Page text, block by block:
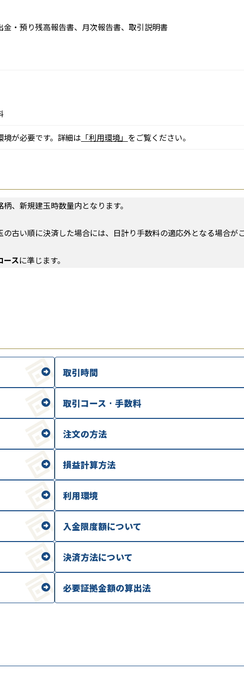
・預り残高報告書、月次報告書、取引説明書
が必要です。詳細は 「利用環境」 をご覧ください。
、新規建玉時数量内となります。
古い順に決済した場合には、日計り手数料の適応外となる場合がご
ースに準じます。
取引時間
取引コース · 手数料
注文の方法
損益計算方法
利用環境
入金限度額について
決済方法について
必要証拠金額の算出法